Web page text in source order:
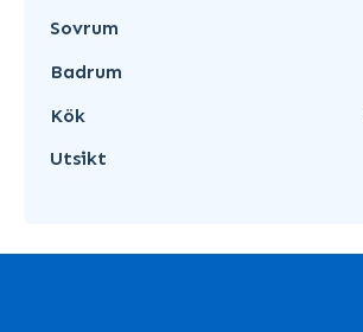
Sovrum
Badrum
Kök
Utsikt